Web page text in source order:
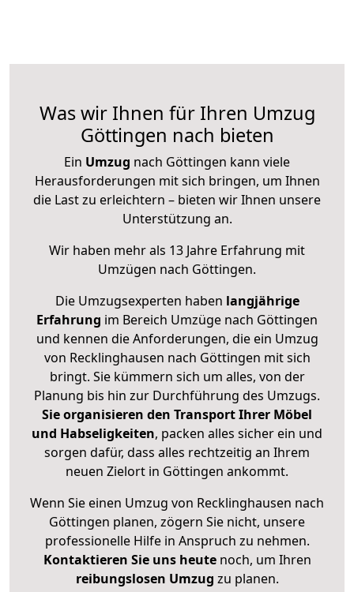
Was wir Ihnen für Ihren Umzug
Göttingen nach bieten
Ein Umzug nach Göttingen kann viele
Herausforderungen mit sich bringen, um Ihnen
die Last zu erleichtern – bieten wir Ihnen unsere
Unterstützung an.
Wir haben mehr als 13 Jahre Erfahrung mit
Umzügen nach Göttingen.
Die Umzugsexperten haben langjährige
Erfahrung im Bereich Umzüge nach Göttingen
und kennen die Anforderungen, die ein Umzug
von Recklinghausen nach Göttingen mit sich
bringt. Sie kümmern sich um alles, von der
Planung bis hin zur Durchführung des Umzugs.
Sie organisieren den Transport Ihrer Möbel
und Habseligkeiten, packen alles sicher ein und
sorgen dafür, dass alles rechtzeitig an Ihrem
neuen Zielort in Göttingen ankommt.
Wenn Sie einen Umzug von Recklinghausen nach
Göttingen planen, zögern Sie nicht, unsere
professionelle Hilfe in Anspruch zu nehmen.
Kontaktieren Sie uns heutenoch, um Ihren
reibungslosen Umzug zu planen.